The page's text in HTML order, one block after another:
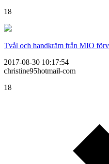
18
Tvål och handkräm från MIO
2017-08-30 10:17:54
christine95hotmail-com
18